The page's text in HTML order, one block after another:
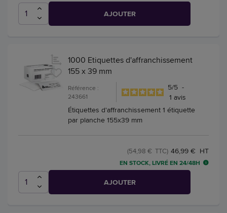
AJOUTER
1000 Etiquettes d'affranchissement
155 x 39 mm
Référence :
243661
5/5 -
1 avis
Étiquettes d'affranchissement 1 étiquette
par planche 155x39 mm
46,99 € HT
(54,98 € TTC)
EN STOCK, LIVRÉ EN 24/48H
AJOUTER